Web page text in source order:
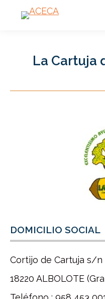
La Cartuja
DOMICILIO SOCIAL
Cortijo de Cartuja s/n
18220 ALBOLOTE